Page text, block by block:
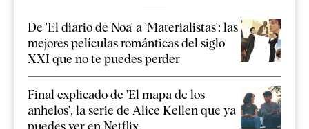
De 'El diario de Noa' a 'Materialistas': las
mejores películas románticas del siglo
XXI que no te puedes perder
Final explicado de 'El mapa de los
anhelos', la serie de Alice Kellen que ya
puedes ver en Netflix